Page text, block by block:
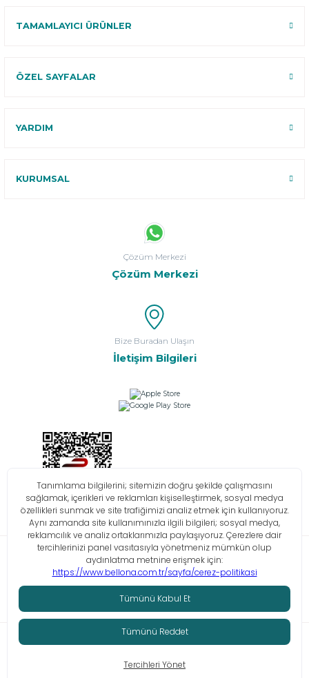
TAMAMLAYICI ÜRÜNLER
ÖZEL SAYFALAR
YARDIM
KURUMSAL
Çözüm Merkezi
Çözüm Merkezi
Bize Buradan Ulaşın
İletişim Bilgileri
Bilgi Toplumu Hizmetleri KVKK Çerez Politikası İşlem Rehberi
© Tüm hakları saklıdır. Bellona 2026